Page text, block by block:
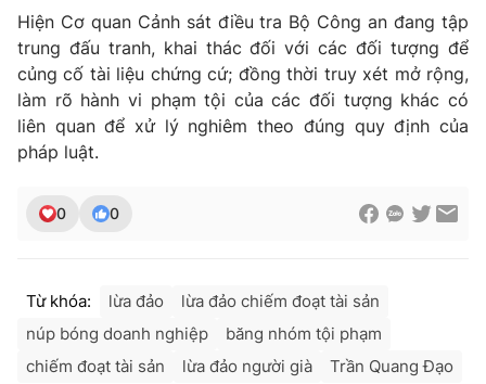
Hiện Cơ quan Cảnh sát điều tra Bộ Công an đang tập
trung đấu tranh, khai thác đối với các đối tượng để
củng cố tài liệu chứng cứ; đồng thời truy xét mở rộng,
làm rõ hành vi phạm tội của các đối tượng khác có
liên quan để xử lý nghiêm theo đúng quy định của
pháp luật.
0 0
Từ khóa: lừa đảo
lừa đảo chiếm đoạt tài sản
núp bóng doanh nghiệp
băng nhóm tội phạm
chiếm đoạt tài sản
lừa đảo người già Trần Quang Đạo